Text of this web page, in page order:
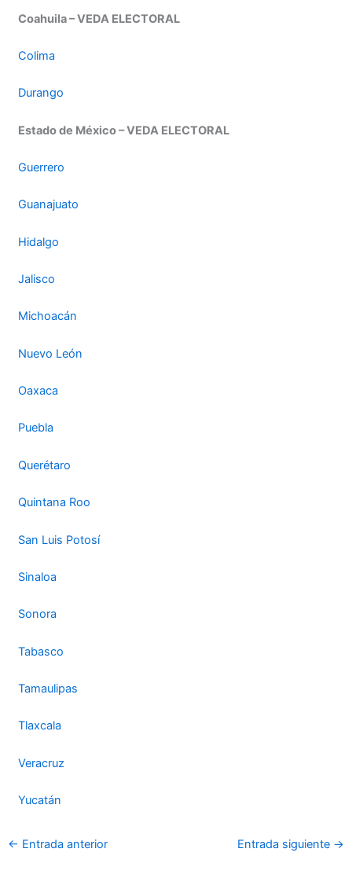
Coahuila – VEDA ELECTORAL
Colima
Durango
Estado de México – VEDA ELECTORAL
Guerrero
Guanajuato
Hidalgo
Jalisco
Michoacán
Nuevo León
Oaxaca
Puebla
Querétaro
Quintana Roo
San Luis Potosí
Sinaloa
Sonora
Tabasco
Tamaulipas
Tlaxcala
Veracruz
Yucatán
← Entrada anterior Entrada siguiente →